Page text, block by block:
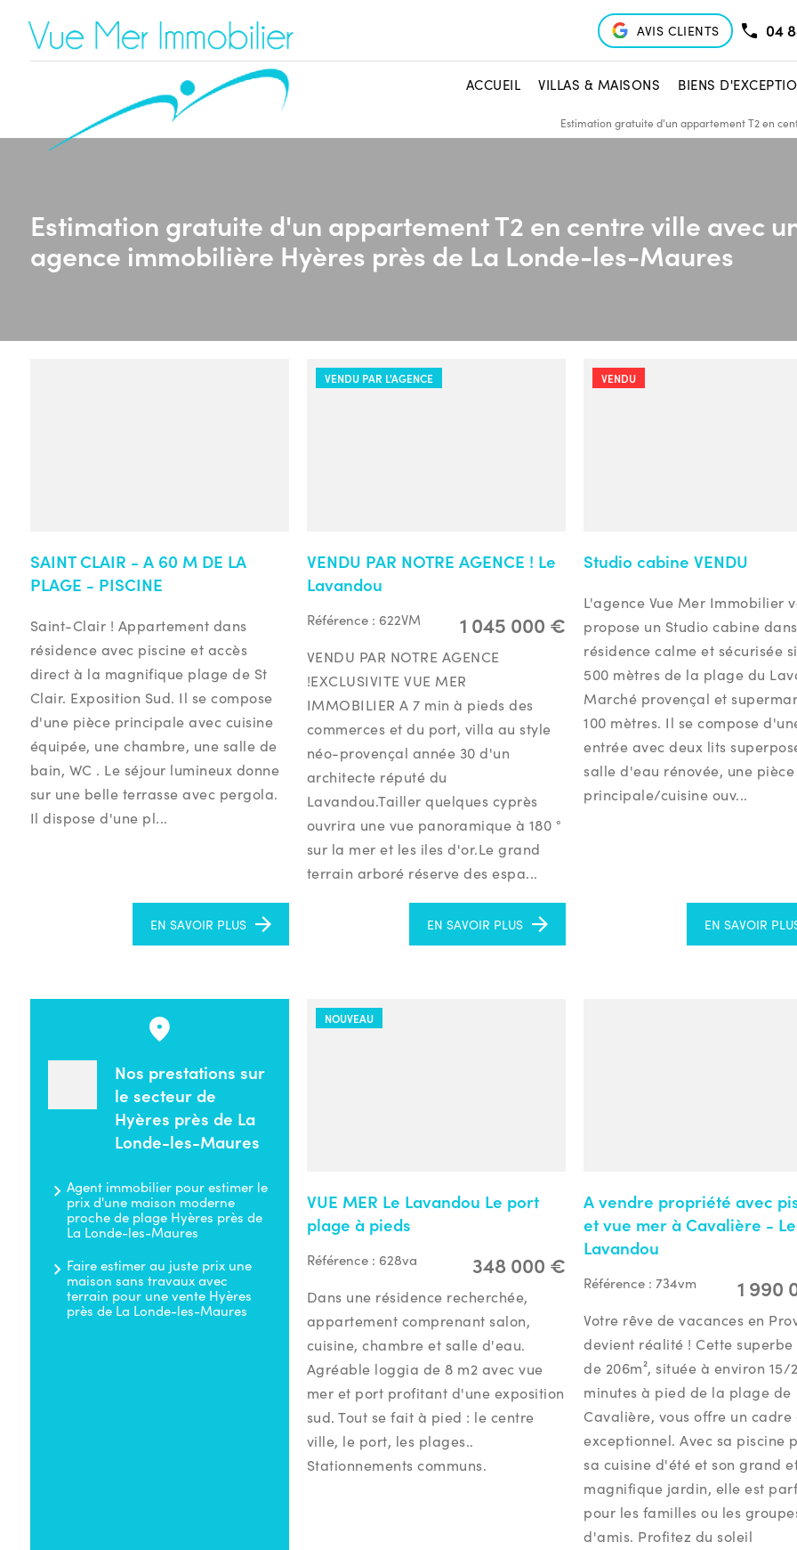
AVIS CLIENTS 04
ACCUEIL VILLAS & MAISONS BIENS
Estimation gratuite d'un appartement T2 en
Estimation gratuite d'un appartement T2 en centre ville avec
agence immobilière Hyères près de La Londe-les-Maures
SAINT CLAIR - A 60 M DE LA
PLAGE - PISCINE
Saint-Clair ! Appartement dans
résidence avec piscine et accès
direct à la magnifique plage de St
Clair. Exposition Sud. Il se compose
d'une pièce principale avec cuisine
équipée, une chambre, une salle de
bain, WC . Le séjour lumineux donne
sur une belle terrasse avec pergola.
Il dispose d'une pl...
EN SAVOIR PLUS
VENDU PAR L'AGENCE
VENDU PAR NOTRE AGENCE ! Le
Lavandou
Référence : 622VM 1 045 000 €
VENDU PAR NOTRE AGENCE
!EXCLUSIVITE VUE MER
IMMOBILIER A 7 min à pieds des
commerces et du port, villa au style
néo-provençal année 30 d'un
architecte réputé du
Lavandou.Tailler quelques cyprès
ouvrira une vue panoramique à 180 °
sur la mer et les iles d'or.Le grand
terrain arboré réserve des espa...
EN SAVOIR PLUS
VENDU
Studio cabine VENDU
L'agence Vue Mer Immobilier
propose un Studio cabine
résidence calme et sécurisée
500 mètres de la plage du
Marché provençal et
100 mètres. Il se compose
entrée avec deux lits
salle d'eau rénovée, une pièce
principale/cuisine ouv...
EN SAVOIR
Nos prestations sur
le secteur de
Hyères près de La
Londe-les-Maures
Agent immobilier pour estimer le
prix d'une maison moderne
proche de plage Hyères près de
La Londe-les-Maures
Faire estimer au juste prix une
maison sans travaux avec
terrain pour une vente Hyères
près de La Londe-les-Maures
NOUVEAU
VUE MER Le Lavandou Le port
plage à pieds
Référence : 628va 348 000 €
Dans une résidence recherchée,
appartement comprenant salon,
cuisine, chambre et salle d'eau.
Agréable loggia de 8 m2 avec vue
mer et port profitant d'une exposition
sud. Tout se fait à pied : le centre
ville, le port, les plages..
Stationnements communs.
A vendre propriété avec
et vue mer à Cavalière - Le
Lavandou
Référence :734vm 1 990
Votre rêve de vacances en
devient réalité ! Cette
de 206m², située à environ 15/
minutes à pied de la plage de
Cavalière, vous offre un cadre
exceptionnel. Avec sa piscine
sa cuisine d'été et son grand
magnifique jardin, elle est
pour les familles ou les
d'amis. Profitez du soleil